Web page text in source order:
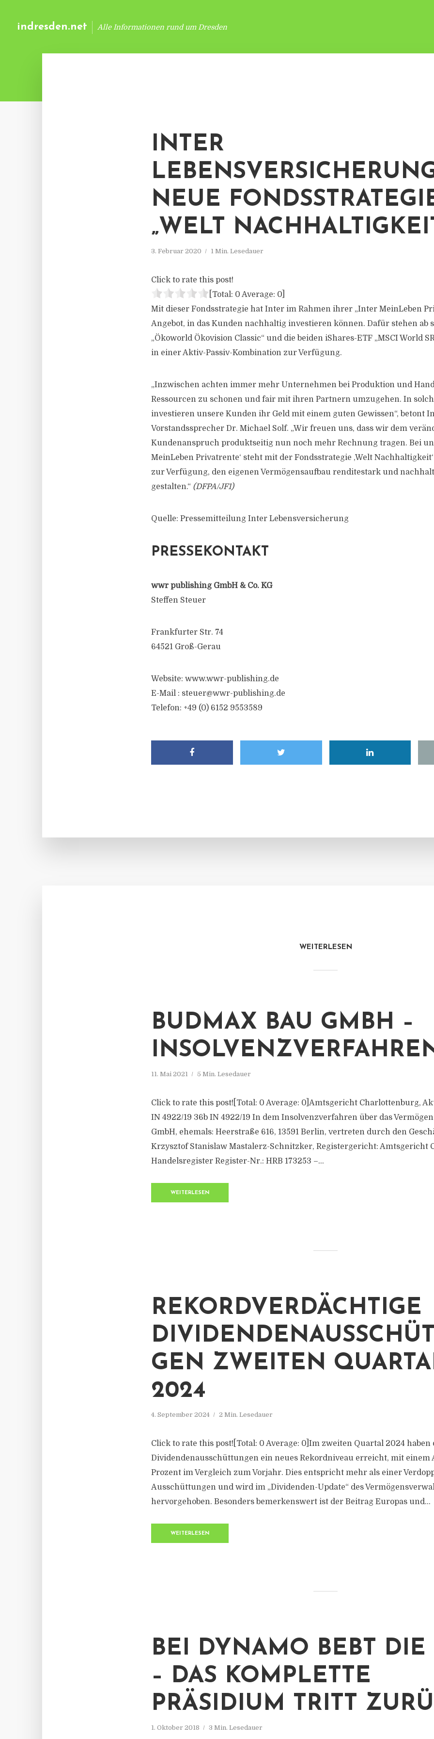
indresden.net Alle Informationen rund um Dresden
INTER
NEUE
„WELT
3. Februar 2020 1 Min. Lesedauer
Click to rate this post!
[Total: 0 Average: 0
Mit dieser Fondsstrategie hat Inter im Rahmen ihrer „Inter MeinLeben
Angebot, in das Kunden nachhaltig investieren können. Dafür stehen ab
„Ökoworld Ökovision Classic“ und die beiden iShares-ETF „MSCI World
in einer Aktiv-Passiv-Kombination zur Verfügung.
„Inzwischen achten immer mehr Unternehmen bei Produktion und
Ressourcen zu schonen und fair mit ihren Partnern umzugehen. In
investieren unsere Kunden ihr Geld mit einem guten Gewissen“, betont
Vorstandssprecher Dr. Michael Solf. „Wir freuen uns, dass wir dem
Kundenanspruch produktseitig nun noch mehr Rechnung tragen. Bei
MeinLeben Privatrente‘ steht mit der Fondsstrategie ,Welt
zur Verfügung, den eigenen Vermögensaufbau renditestark und
gestalten.“ (DFPA/JF1)
Quelle: Pressemitteilung Inter Lebensversicherung
PRESSEKONTAKT
wwr publishing GmbH & Co. KG
Steffen Steuer
Frankfurter Str. 74
64521 Groß-Gerau
Website: www.wwr-publishing.de
E-Mail : steuer@wwr-publishing.de
Telefon: +49 (0) 6152 9553589
WEITERLESEN
BUDMAX BAU GMBH –
11. Mai 2021 5 Min. Lesedauer
Click to rate this post![Total: 0 Average: 0]Amtsgericht Charlottenburg,
IN 4922/19 36b IN 4922/19 In dem Insolvenzverfahren über das
GmbH, ehemals: Heerstraße 616, 13591 Berlin, vertreten durch den
Krzysztof Stanislaw Mastalerz-Schnitzker, Registergericht: Amtsgericht
Handelsregister Register-Nr.: HRB 173253 –...
WEITERLESEN
REKORDVERDÄCHTIGE
GEN ZWEITEN
2024
4. September 2024 2 Min. Lesedauer
Click to rate this post![Total: 0 Average: 0]Im zweiten Quartal 2024 haben
Dividendenausschüttungen ein neues Rekordniveau erreicht, mit einem
Prozent im Vergleich zum Vorjahr. Dies entspricht mehr als einer
Ausschüttungen und wird im „Dividenden-Update“ des
hervorgehoben. Besonders bemerkenswert ist der Beitrag Europas und...
WEITERLESEN
BEI DYNAMO BEBT DIE
– DAS KOMPLETTE
PRÄSIDIUM TRITT
1. Oktober 2018 3 Min. Lesedauer